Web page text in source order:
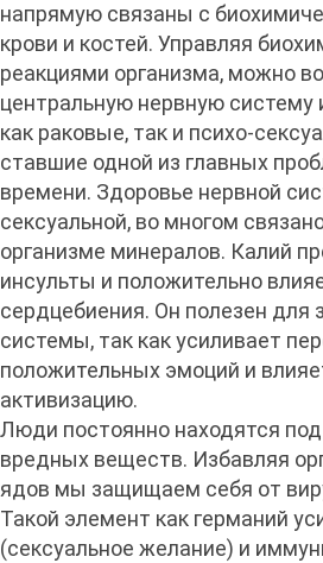
напрямую связаны с
крови и костей. Управляя
реакциями организма, можно
центральную нервную
как раковые, так и психо-
ставшие одной из главных
времени. Здоровье нервной
сексуальной, во многом
организме минералов. Калий
инсульты и положительно
сердцебиения. Он полезен для
системы, так как усиливает
положительных эмоций и
активизацию.
Люди постоянно находятся
вредных веществ. Избавляя
ядов мы защищаем себя от
Такой элемент как германий
(сексуальное желание) и